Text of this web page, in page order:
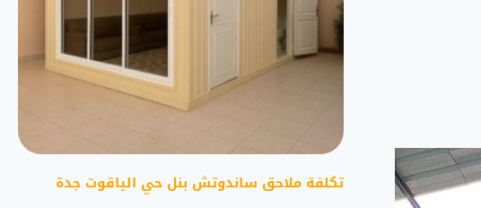
تكلفة ملاحق ساندوتش بنل حي الياقوت جدة